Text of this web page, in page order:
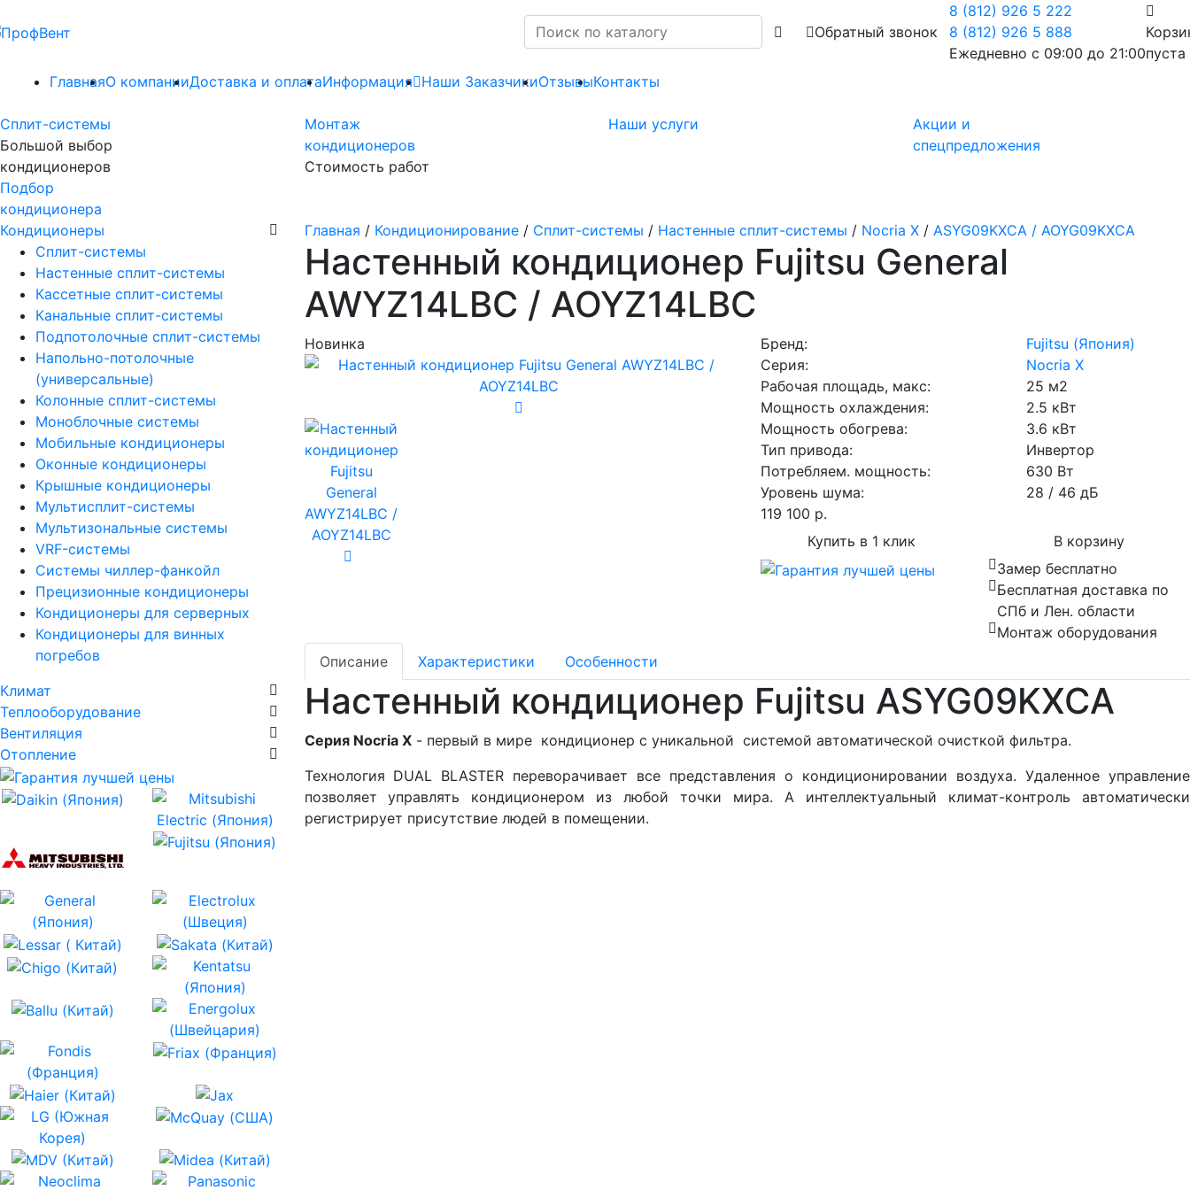
Обратный звонок
8 (812) 926 5 222
8 (812) 926 5 888
Ежедневно с 09:00 до 21:00пуста
ГлавнаяО компанииДоставка и оплатаИнформация Наши ЗаказчикиОтзывыКонтакты
Сплит-системы
Большой выбор
кондиционеров
Монтаж
кондиционеров
Стоимость работ
Наши услуги
Акции и
спецпредложения
Подбор
кондиционера
Кондиционеры
Сплит-системы
Настенные сплит-системы
Кассетные сплит-системы
Канальные сплит-системы
Подпотолочные сплит-системы
Напольно-потолочные
(универсальные)
Колонные сплит-системы
Моноблочные системы
Мобильные кондиционеры
Оконные кондиционеры
Крышные кондиционеры
Мультисплит-системы
Мультизональные системы
VRF-системы
Системы чиллер-фанкойл
Прецизионные кондиционеры
Кондиционеры для серверных
Кондиционеры для винных
погребов
Климат
Теплооборудование
Вентиляция
Отопление
Главная / Кондиционирование/ Сплит-системы / Настенные сплит-системы / Nocria X/ ASYG09KXCA / AOYG09KXCA
Настенный кондиционер Fujitsu General
AWYZ14LBC / AOYZ14LBC
Новинка Бренд:
Fujitsu (Япония)
Серия:
Nocria X
Рабочая площадь, макс:
25 м2
Мощность охлаждения:
2.5 кВт
Мощность обогрева:
3.6 кВт
Тип привода:
Инвертор
Потребляем. мощность:
630 Вт
Уровень шума:
28 / 46 дБ
119 100 р.
Купить в 1 клик
В корзину
Замер бесплатно
Бесплатная доставка по
СПб и Лен. области
Монтаж оборудования
Описание
Характеристики Особенности
Настенный кондиционер Fujitsu ASYG09KXCA
Серия Nocria Х- первый в мире кондиционер с уникальной системой автоматической очисткой фильтра.
Технология DUAL BLASTER переворачивает все представления о кондиционировании воздуха. Удаленное управление
позволяет управлять кондиционером из любой точки мира. А интеллектуальный климат-контроль автоматически
регистрирует присутствие людей в помещении.